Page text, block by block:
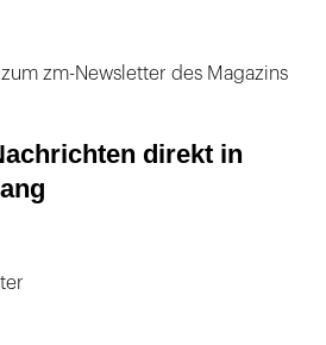
zm-Newsletter des Magazins
direkt in